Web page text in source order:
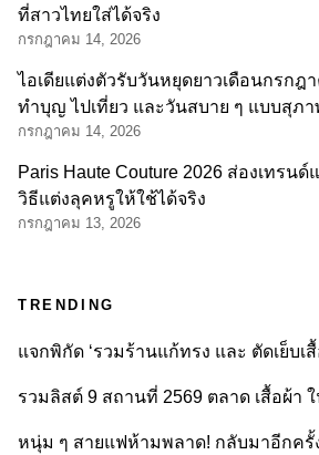
ที่สาวไทยใส่ได้จริง
กรกฎาคม 14, 2026
ไอเดียแต่งตัวรับวันหยุดยาวเดือนกรกฎ
ทำบุญ ไปเที่ยว และวันสบาย ๆ แบบสุภ
กรกฎาคม 14, 2026
Paris Haute Couture 2026 ส่องเทรน
วิธีแต่งลุคหรูให้ใช้ได้จริง
กรกฎาคม 13, 2026
TRENDING
แจกพิกัด ‘รวมร้านแก้ทรง และ ตัดเย็บเ
รวมลิสต์ 9 สถานที่ 2569 ตลาด เสื้อผ้า
หนุ่ม ๆ สายแฟห้ามพลาด! กลับมาอีกค